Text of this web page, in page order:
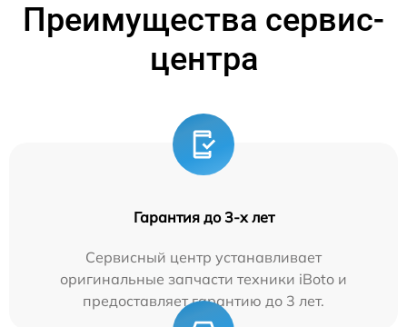
Преимущества сервис-
центра
Гарантия до 3-х лет
Сервисный центр устанавливает
оригинальные запчасти техники iBoto и
предоставляет гарантию до 3 лет.